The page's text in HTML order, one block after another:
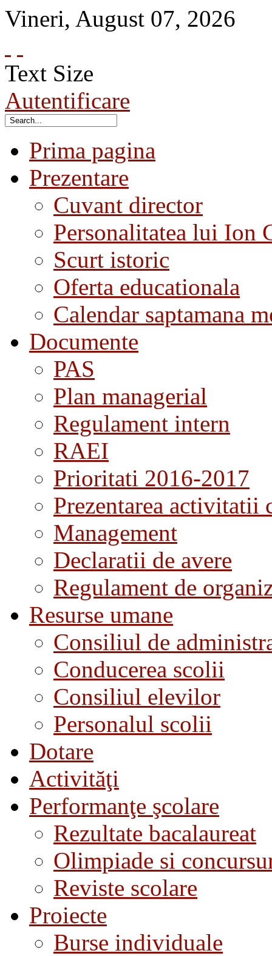
Vineri, August 07, 2026
Text Size
Autentificare
Prima pagina
Prezentare
Cuvant director
Personalitatea lui Ion
Scurt istoric
Oferta educationala
Calendar saptamana
Documente
PAS
Plan managerial
Regulament intern
RAEI
Prioritati 2016-2017
Prezentarea activitatii
Management
Declaratii de avere
Regulament de
Resurse umane
Consiliul de
Conducerea scolii
Consiliul elevilor
Personalul scolii
Dotare
Activităţi
Performanţe şcolare
Rezultate bacalaureat
Olimpiade si
Reviste scolare
Proiecte
Burse individuale